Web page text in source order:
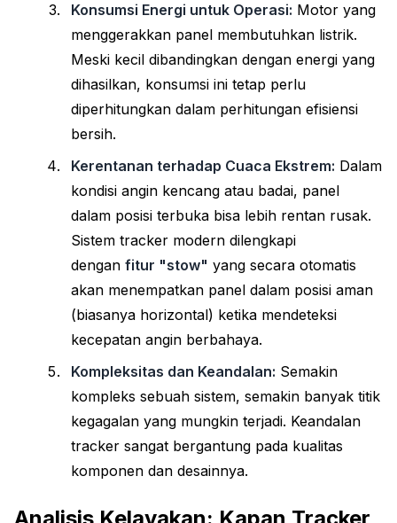
Konsumsi Energi untuk Operasi: Motor yang
menggerakkan panel membutuhkan listrik.
Meski kecil dibandingkan dengan energi yang
dihasilkan, konsumsi ini tetap perlu
diperhitungkan dalam perhitungan efisiensi
bersih.
Kerentanan terhadap Cuaca Ekstrem: Dalam
kondisi angin kencang atau badai, panel
dalam posisi terbuka bisa lebih rentan rusak.
Sistem tracker modern dilengkapi
dengan fitur "stow" yang secara otomatis
akan menempatkan panel dalam posisi aman
(biasanya horizontal) ketika mendeteksi
kecepatan angin berbahaya.
Kompleksitas dan Keandalan: Semakin
kompleks sebuah sistem, semakin banyak titik
kegagalan yang mungkin terjadi. Keandalan
tracker sangat bergantung pada kualitas
komponen dan desainnya.